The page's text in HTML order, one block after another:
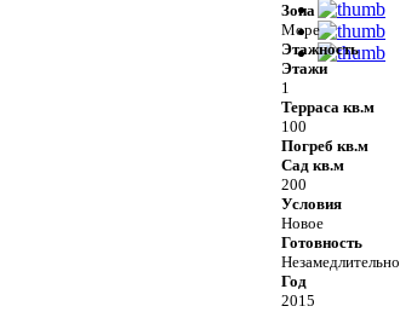
Зона
Море
Этажность
Этажи
1
Терраса кв.м
100
Погреб кв.м
Сад кв.м
200
Условия
Новое
Готовность
Незамедлительно
Год
2015